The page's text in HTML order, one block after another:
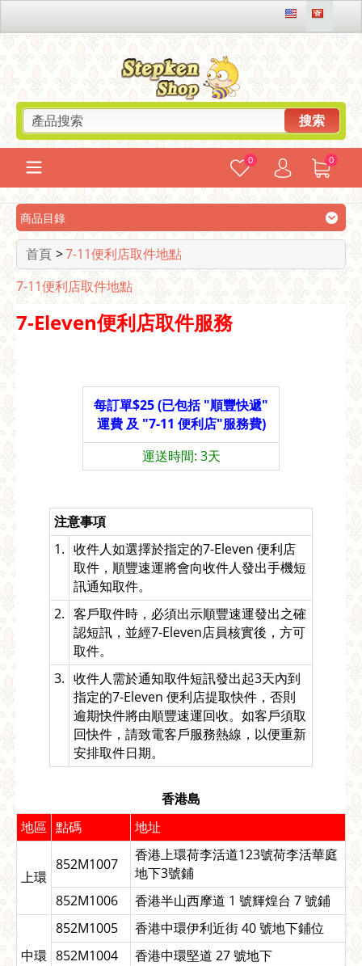
搜索
0 0
商品目錄
首頁 >7-11便利店取件地點
7-11便利店取件地點
7-Eleven便利店取件服務
每訂單$25 (已包括 "順豐快遞"
運費 及 "7-11 便利店"服務費)
運送時間: 3天
注意事項
1. 收件人如選擇於指定的7-Eleven 便利店
取件，順豐速運將會向收件人發出手機短
訊通知取件。
2. 客戶取件時，必須出示順豐速運發出之確
認短訊，並經7-Eleven店員核實後，方可
取件。
3. 收件人需於通知取件短訊發出起3天內到
指定的7-Eleven 便利店提取快件，否則
逾期快件將由順豐速運回收。如客戶須取
回快件，請致電客戶服務熱線，以便重新
安排取件日期。
香港島
地區 點碼 地址
上環
852M1007
香港上環荷李活道123號荷李活華庭
地下3號鋪
852M1006
香港半山西摩道 1 號輝煌台 7 號鋪
中環
852M1005
香港中環伊利近街 40 號地下鋪位
852M1004
香港中環堅道 27 號地下